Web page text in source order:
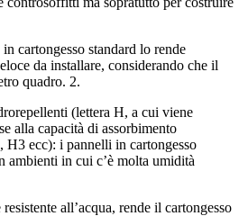
cartongesso standard lo rende
da installare, considerando che il
quadro. 2.
(lettera H, a cui viene
alla capacità di assorbimento
H3 ecc): i pannelli in cartongesso
ambienti in cui c’è molta umidità
all’acqua, rende il cartongesso